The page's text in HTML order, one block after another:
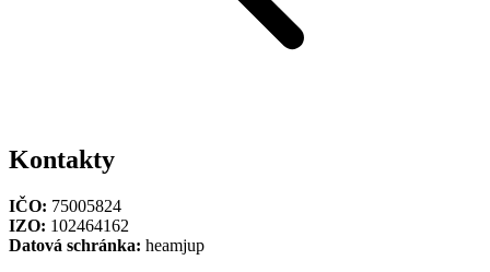
Kontakty
IČO: 75005824
IZO: 102464162
Datová schránka: heamjup